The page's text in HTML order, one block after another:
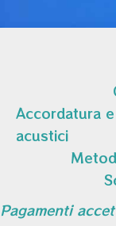
Accordatura
acustici
Pagamenti